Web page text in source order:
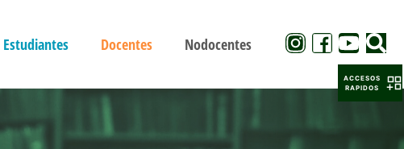
Estudiantes Docentes Nodocentes
ACCESOS
RAPIDOS